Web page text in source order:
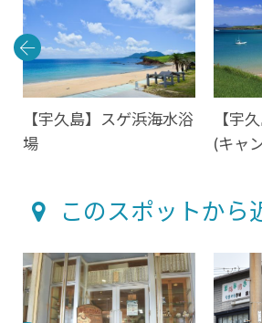
【宇久島】スゲ浜海水浴
場
【宇
(キャ
このスポットから